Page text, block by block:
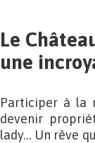
Le
une
Participer à la
devenir
lady… Un rêve